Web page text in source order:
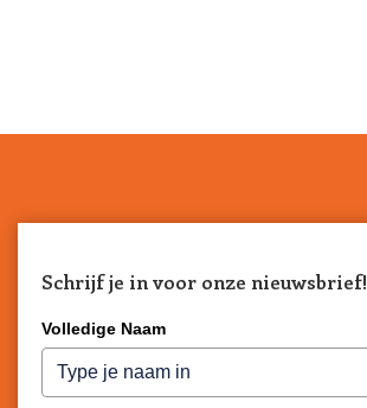
Schrijf je in voor onze nieuwsbrief!
Volledige Naam